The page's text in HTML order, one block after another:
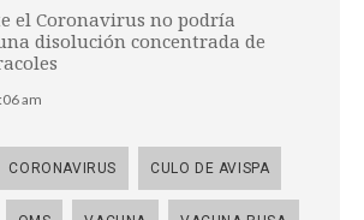
el Coronavirus no podría
disolución concentrada de
am
CORONAVIRUS CULO DE AVISPA